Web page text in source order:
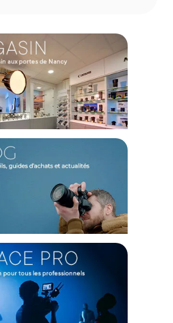
doux et éclatant autour des sources
une apparence scintillante à vos
imperfections sont subtilement adoucies,
plus douce et harmonieuse.
et contraste maîtrisé
ColorCore, les couleurs vives restent
tout en préservant une netteté des
offre une transition douce dans
un effet destructif ou invasif.
Tiffen filtre Glimmerglass 1/2 46mm
1/2 46 mm
point douce (Densité 1/2)
arrière 46 mm
avant / baïonnette : 46 mm